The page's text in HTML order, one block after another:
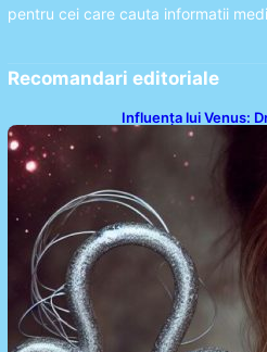
pentru cei care cauta informatii
Recomandari editoriale
Influența lui Venus:
pentru Tauri și